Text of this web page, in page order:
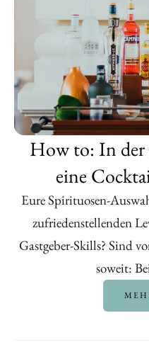
How to: In der
eine
Eure Spirituosen-
zufriedenstellenden
Gastgeber-Skills? Sind
soweit: